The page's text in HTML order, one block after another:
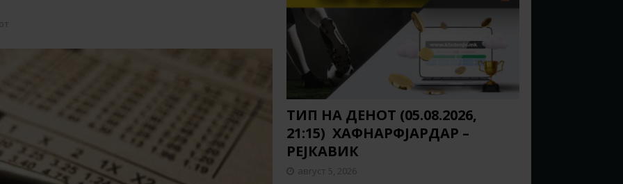
ТИП НА ДЕНОТ (05.08.2026,
21:15) ХАФНАРФЈАРДАР –
РЕЈКАВИК
август 5, 2026